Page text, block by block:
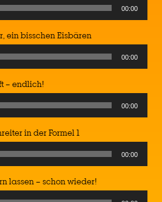
00:00
ein bisschen Eisbären
00:00
– endlich!
00:00
in der Formel 1
00:00
lassen – schon wieder!